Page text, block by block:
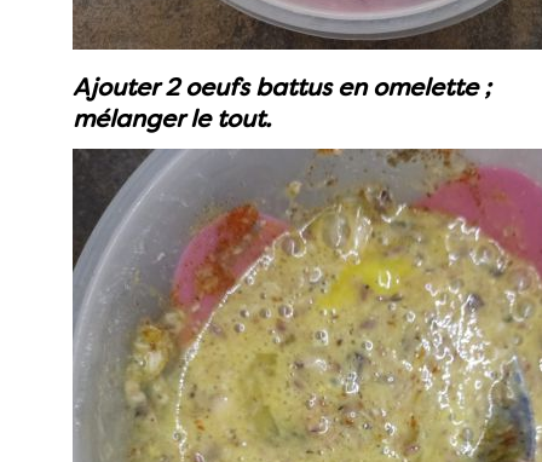
Ajouter 2 oeufs battus en omelette ;
mélanger le tout.